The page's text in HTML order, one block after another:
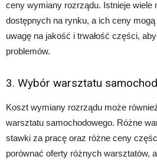
ceny wymiany rozrządu. Istnieje wiele
dostępnych na rynku, a ich ceny
uwagę na jakość i trwałość części,
problemów.
3. Wybór warsztatu
Koszt wymiany rozrządu może
warsztatu samochodowego. Różne
stawki za pracę oraz różne ceny
porównać oferty różnych warsztatów,